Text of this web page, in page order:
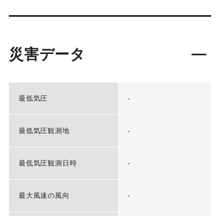
災害データ
最低気圧 -
最低気圧観測地 -
最低気圧観測日時 -
最大風速の風向 -